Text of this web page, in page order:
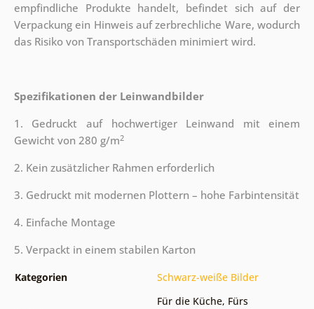
empfindliche Produkte handelt, befindet sich auf der
Verpackung ein Hinweis auf zerbrechliche Ware, wodurch
das Risiko von Transportschäden minimiert wird.
Spezifikationen der Leinwandbilder
1. Gedruckt auf hochwertiger Leinwand mit einem
Gewicht von 280 g/m2
2. Kein zusätzlicher Rahmen erforderlich
3. Gedruckt mit modernen Plottern – hohe Farbintensität
4. Einfache Montage
5. Verpackt in einem stabilen Karton
Kategorien Schwarz-weiße Bilder
Für die Küche, Fürs